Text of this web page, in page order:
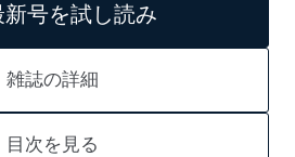
新号を試し読み
雑誌の詳細
目次を見る